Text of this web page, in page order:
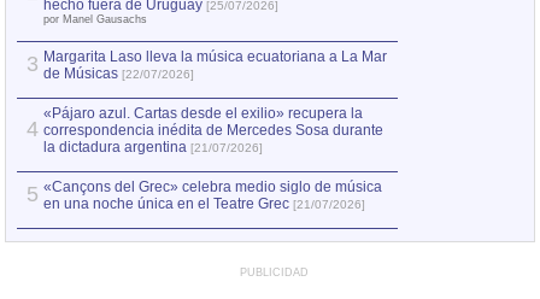
hecho fuera de Uruguay [25/07/2026]
por Manel Gausachs
3 Margarita Laso lleva la música ecuatoriana a La Mar
de Músicas [22/07/2026]
4
«Pájaro azul. Cartas desde el exilio» recupera la
correspondencia inédita de Mercedes Sosa durante
la dictadura argentina [21/07/2026]
5 «Cançons del Grec» celebra medio siglo de música
en una noche única en el Teatre Grec [21/07/2026]
PUBLICIDAD